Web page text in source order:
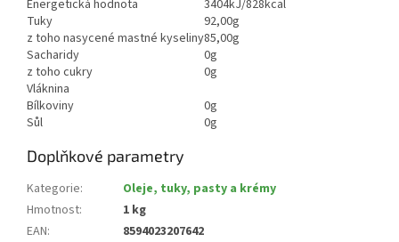
Energetická hodnota
3404kJ/828kcal
Tuky
92,00g
z toho nasycené mastné kyseliny85,00g
Sacharidy
0g
z toho cukry
0g
Vláknina
Bílkoviny
0g
Sůl
0g
Doplňkové parametry
Kategorie:
Oleje, tuky, pasty a krémy
Hmotnost:
1 kg
EAN:
8594023207642